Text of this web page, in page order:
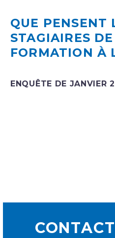
QUE PENSENT
STAGIAIRES
FORMATION À
ENQUÊTE DE JANVIER